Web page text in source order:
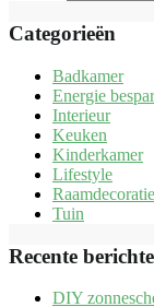
Categorieën
Badkamer
Energie
Interieur
Keuken
Kinderkamer
Lifestyle
Raamdecoratie
Tuin
Recente
DIY